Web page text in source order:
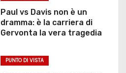
Paul vs Davis non è un
dramma: è la carriera di
Gervonta la vera tragedia
PUNTO DI VISTA